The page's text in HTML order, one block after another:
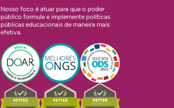
Nosso foco é atuar para que o poder
público formule e implemente políticas
públicas educacionais de maneira mais
efetiva.